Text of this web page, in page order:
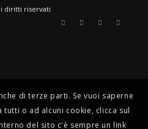
i diritti riservati
di terze parti. Se vuoi saperne
o ad alcuni cookie, clicca sul
del sito c'è sempre un link